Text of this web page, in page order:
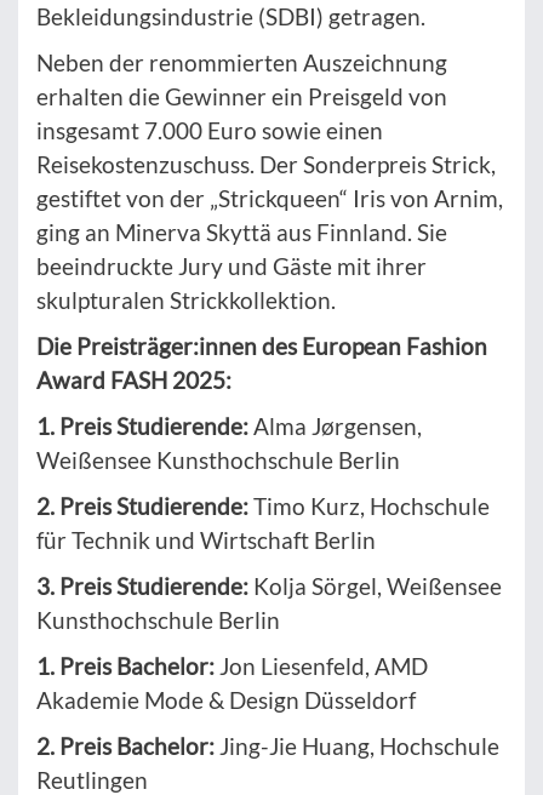
Bekleidungsindustrie (SDBI) getragen.
Neben der renommierten Auszeichnung
erhalten die Gewinner ein Preisgeld von
insgesamt 7.000 Euro sowie einen
Reisekostenzuschuss. Der Sonderpreis Strick,
gestiftet von der „Strickqueen“ Iris von Arnim,
ging an Minerva Skyttä aus Finnland. Sie
beeindruckte Jury und Gäste mit ihrer
skulpturalen Strickkollektion.
Die Preisträger:innen des European Fashion
Award FASH 2025:
1. Preis Studierende: Alma Jørgensen,
Weißensee Kunsthochschule Berlin
2. Preis Studierende:Timo Kurz, Hochschule
für Technik und Wirtschaft Berlin
3. Preis Studierende: Kolja Sörgel, Weißensee
Kunsthochschule Berlin
1. Preis Bachelor: Jon Liesenfeld, AMD
Akademie Mode & Design Düsseldorf
2. Preis Bachelor: Jing-Jie Huang, Hochschule
Reutlingen